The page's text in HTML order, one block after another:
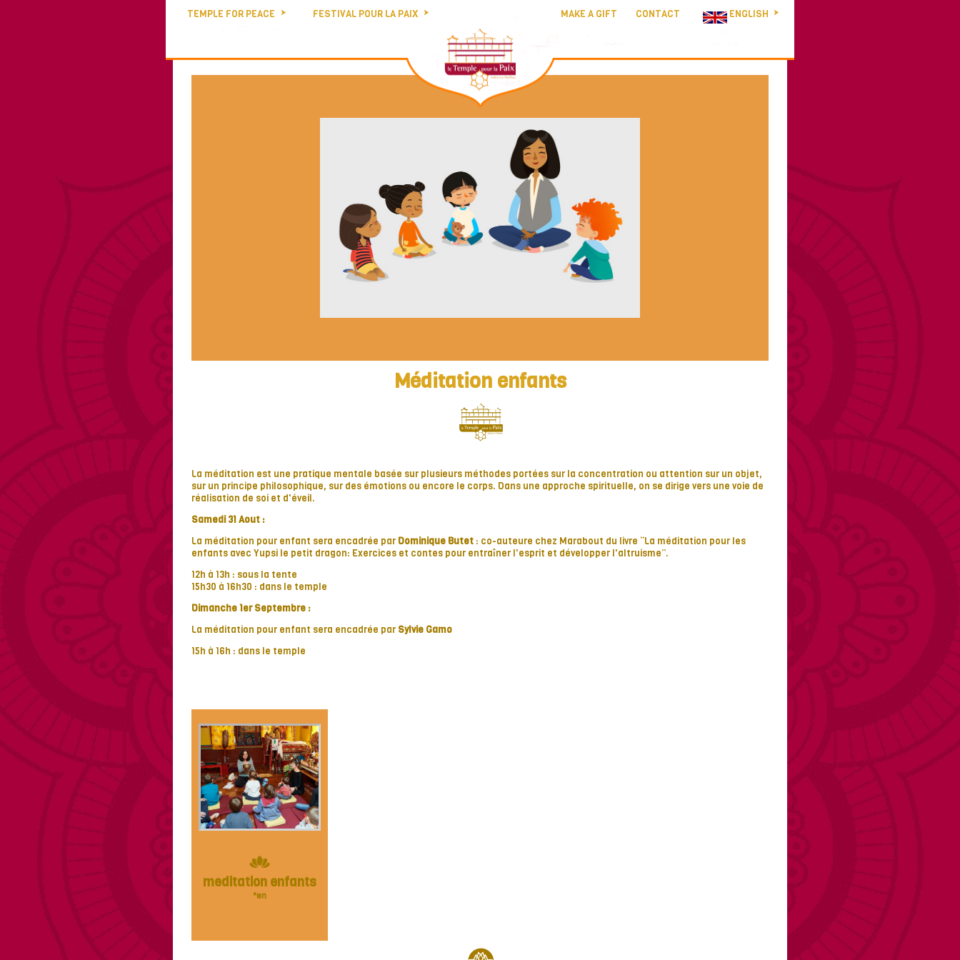
TEMPLE FOR PEACE FESTIVAL POUR LA PAIX MAKE A GIFT CONTACT ENGLISH
Méditation enfants
La méditation est une pratique mentale basée sur plusieurs méthodes portées sur la concentration ou attention sur un objet,
sur un principe philosophique, sur des émotions ou encore le corps. Dans une approche spirituelle, on se dirige vers une voie de
réalisation de soi et d'éveil.
Samedi 31 Aout :
La méditation pour enfant sera encadrée par Dominique Butet : co-auteure chez Marabout du livre “La méditation pour les
enfants avec Yupsi le petit dragon: Exercices et contes pour entraîner l'esprit et développer l'altruisme”.
12h à 13h : sous la tente
15h30 à 16h30 : dans le temple
Dimanche 1er Septembre :
La méditation pour enfant sera encadrée par Sylvie Gamo
15h à 16h : dans le temple
meditation enfants
*en